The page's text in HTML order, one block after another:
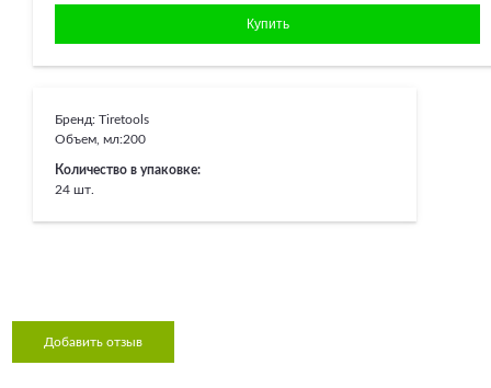
Бренд: Tiretools
Объем, мл:200
Количество в упаковке:
24 шт.
Добавить отзыв